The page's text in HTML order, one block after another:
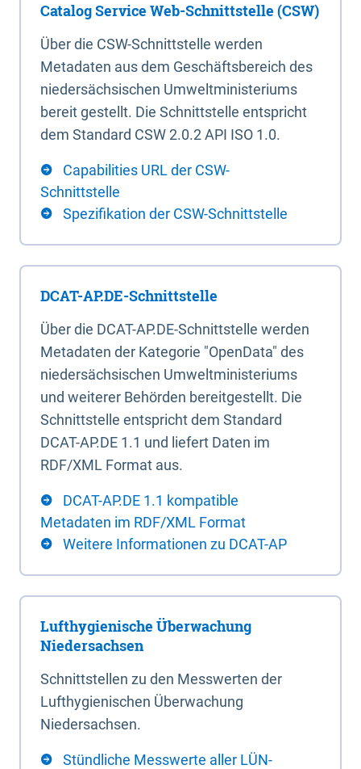
Catalog Service Web-Schnittstelle (CSW)
Über die CSW-Schnittstelle werden
Metadaten aus dem Geschäftsbereich des
niedersächsischen Umweltministeriums
bereit gestellt. Die Schnittstelle entspricht
dem Standard CSW 2.0.2 API ISO 1.0.
Capabilities URL der CSW-
Schnittstelle
Spezifikation der CSW-Schnittstelle
DCAT-AP.DE-Schnittstelle
Über die DCAT-AP.DE-Schnittstelle werden
Metadaten der Kategorie "OpenData" des
niedersächsischen Umweltministeriums
und weiterer Behörden bereitgestellt. Die
Schnittstelle entspricht dem Standard
DCAT-AP.DE 1.1 und liefert Daten im
RDF/XML Format aus.
DCAT-AP.DE 1.1 kompatible
Metadaten im RDF/XML Format
Weitere Informationen zu DCAT-AP
Lufthygienische Überwachung
Niedersachsen
Schnittstellen zu den Messwerten der
Lufthygienischen Überwachung
Niedersachsen.
Stündliche Messwerte aller LÜN-